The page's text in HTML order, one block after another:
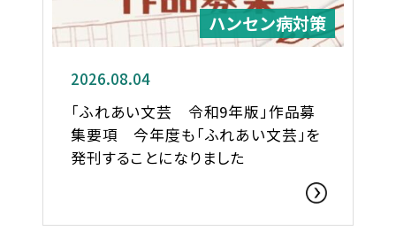
ハンセン病対策
2026.08.04
「ふれあい文芸 令和9年版」作品募
集要項 今年度も「ふれあい文芸」を
発刊することになりました